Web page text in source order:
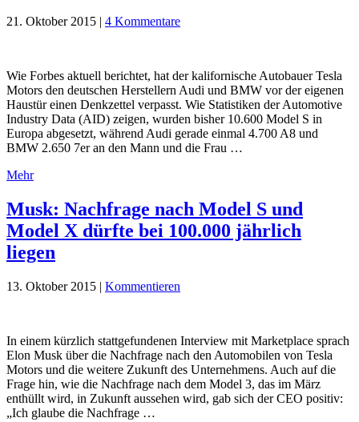
21. Oktober 2015 | 4 Kommentare
Wie Forbes aktuell berichtet, hat der kalifornische Autobauer Tesla
Motors den deutschen Herstellern Audi und BMW vor der eigenen
Haustür einen Denkzettel verpasst. Wie Statistiken der Automotive
Industry Data (AID) zeigen, wurden bisher 10.600 Model S in
Europa abgesetzt, während Audi gerade einmal 4.700 A8 und
BMW 2.650 7er an den Mann und die Frau …
Mehr
Musk: Nachfrage nach Model S und
Model X dürfte bei 100.000 jährlich
liegen
13. Oktober 2015 | Kommentieren
In einem kürzlich stattgefundenen Interview mit Marketplace sprach
Elon Musk über die Nachfrage nach den Automobilen von Tesla
Motors und die weitere Zukunft des Unternehmens. Auch auf die
Frage hin, wie die Nachfrage nach dem Model 3, das im März
enthüllt wird, in Zukunft aussehen wird, gab sich der CEO positiv:
„Ich glaube die Nachfrage …